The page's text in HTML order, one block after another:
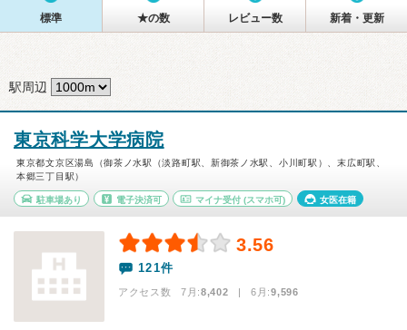
標準 ★の数 レビュー数 新着・更新
駅周辺
東京科学大学病院
東京都文京区湯島（御茶ノ水駅（淡路町駅、新御茶ノ水駅、小川町駅）、末広町駅、
本郷三丁目駅）
駐車場あり 電子決済可 マイナ受付 (スマホ可) 女医在籍
3.56
121件
アクセス数 7月:8,402 | 6月:9,596